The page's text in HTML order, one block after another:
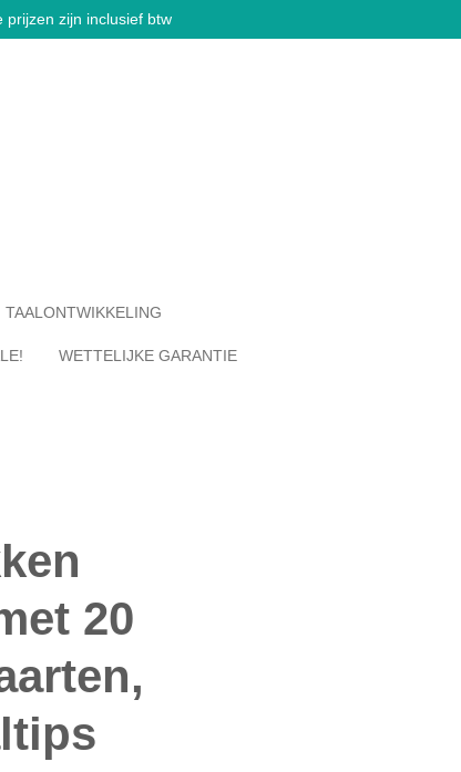
zijn inclusief btw
TAALONTWIKKELING
WETTELIJKE GARANTIE
20